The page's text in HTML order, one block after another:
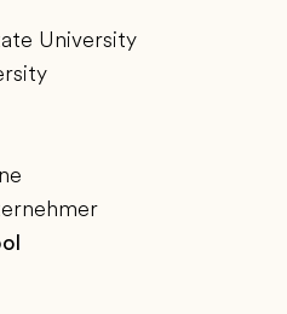
University